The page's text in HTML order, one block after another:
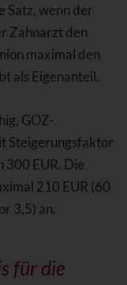
Satz, wenn der
Zahnarzt den
maximal den
als Eigenanteil.
GOZ-
Steigerungsfaktor
300 EUR. Die
210 EUR (60
3,5) an.
für die